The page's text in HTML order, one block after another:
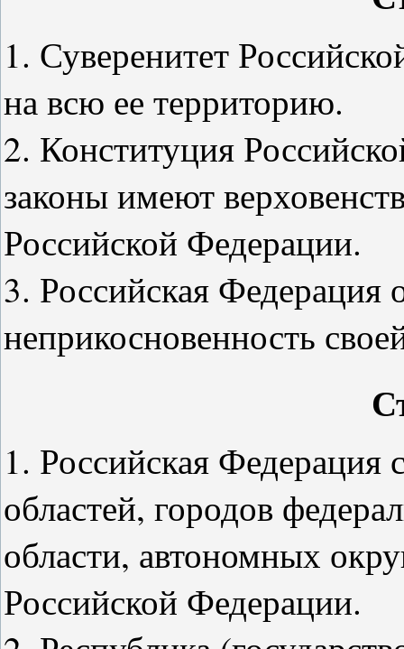
1. Суверенитет
на всю ее территорию.
2. Конституция
законы имеют
Российской Федерации.
3. Российская Федерация
неприкосновенность
1. Российская Федерация
областей, городов
области, автономных
Российской Федерации.